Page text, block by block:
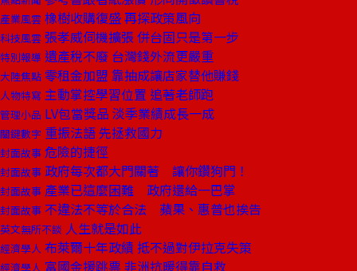
產業風雲 橡樹收購復盛 再探政策風向
科技風雲 張孝威伺機擴張 併台固只是第一步
特別報導 遺產稅不廢 台灣錢外流更嚴重
大陸焦點 零租金加盟 靠抽成讓店家替他賺錢
人物特寫 主動掌控學習位置 追著老師跑
管理小品 LV包當獎品 淡季業績成長一成
關鍵數字 重振法語 先拯救國力
封面故事 危險的捷徑
封面故事 政府每次都大門關著 讓你鑽狗門！
封面故事 產業已這麼困難 政府還給一巴掌
封面故事 不違法不等於合法 蘋果、惠普也挨告
英文無所不談 人生就是如此
經濟學人 布萊爾十年政績 抵不過對伊拉克失策
經濟學人 富國金援跳票 非洲抗暖得靠自救